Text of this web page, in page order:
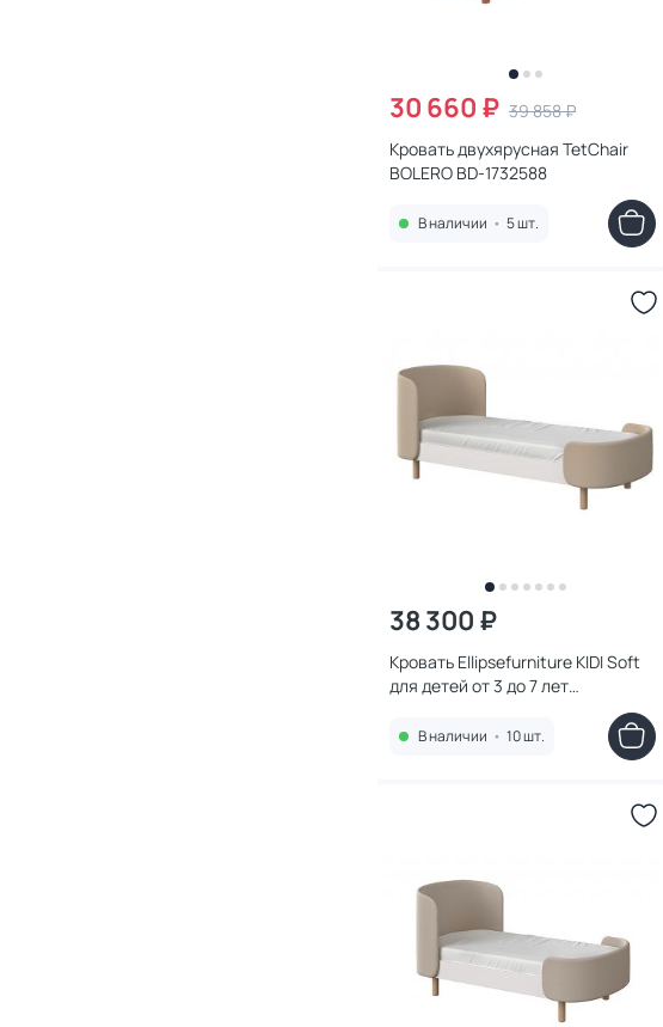
30 660 ₽ 39 858 ₽
Кровать двухярусная TetChair
BOLERO BD-1732588
В наличии • 5 шт.
38 300 ₽
Кровать Ellipsefurniture KIDI Soft
для детей от 3 до 7 лет
В наличии • 10 шт.